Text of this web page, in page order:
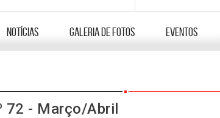
Notícias Galeria de fotos Eventos
72 - Março/Abril